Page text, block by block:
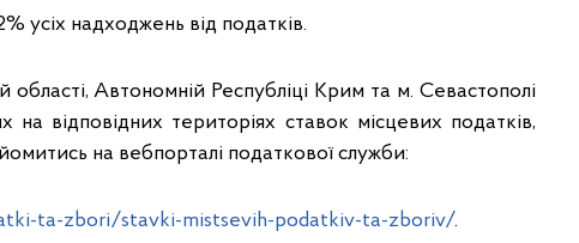
усіх надходжень від податків.
Автономній Республіці Крим та м. Севастополі
відповідних територіях ставок місцевих податків,
на вебпорталі податкової служби:
ta-zbori/stavki-mistsevih-podatkiv-ta-zboriv/.